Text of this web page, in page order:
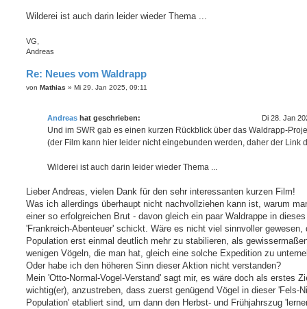
Wilderei ist auch darin leider wieder Thema ...
VG,
Andreas
Re: Neues vom Waldrapp
B
von Mathias » Mi 29. Jan 2025, 09:11
Andreas hat geschrieben: Di 28. Jan
Und im SWR gab es einen kurzen Rückblick über das Waldrapp-
(der Film kann hier leider nicht eingebunden werden, daher der Link
Wilderei ist auch darin leider wieder Thema ...
Lieber Andreas, vielen Dank für den sehr interessanten kurzen Film!
Was ich allerdings überhaupt nicht nachvollziehen kann ist, warum
einer so erfolgreichen Brut - davon gleich ein paar Waldrappe in dieses
'Frankreich-Abenteuer' schickt. Wäre es nicht viel sinnvoller gewesen,
Population erst einmal deutlich mehr zu stabilieren, als
wenigen Vögeln, die man hat, gleich eine solche Expedition zu
Oder habe ich den höheren Sinn dieser Aktion nicht verstanden?
Mein 'Otto-Normal-Vogel-Verstand' sagt mir, es wäre doch als erstes
wichtig(er), anzustreben, dass zuerst genügend Vögel in dieser 'Fels-
Population' etabliert sind, um dann den Herbst- und Frühjahrszug